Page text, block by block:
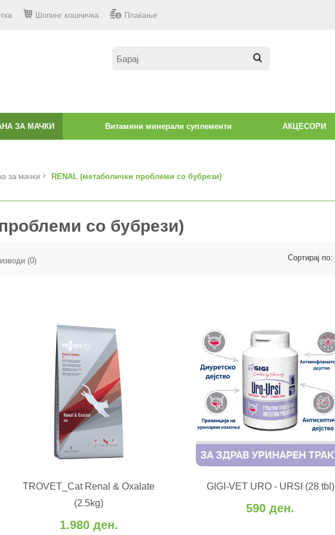
Шопинг кошничка Плаќање
ЗА МАЧКИ Витамини минерали суплементи АКЦЕСОРИ
за мачки RENAL (метаболички проблеми со бубрези)
со бубрези)
(0) Сортирај по:
TROVET_Cat Renal & Oxalate
(2.5kg)
1.980 ден.
ВО КОШНИЧКА
Додај во желби Додај за споредба
GIGI-VET URO - URSI (28 tbl)
590 ден.
Додај во желби Додај за споредба